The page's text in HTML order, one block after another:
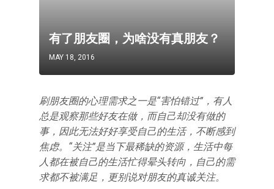
有了朋友圈，为啥没有真朋友？
MAY 18, 2016
刷朋友圈的心理需求之一是“害怕错过”，有人
总是观察那些好友在做，而自己却没有做的
事，因此无法好好享受自己的生活，不断感到
焦虑。“关注”是当下最稀缺的资源，生活中每
人都在被自己的生活忙得晕头转向，自己的需
求都不被满足，更别说对朋友的真诚关注。